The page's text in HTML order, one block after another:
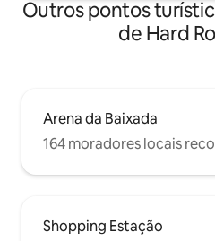
Outros pontos
de Hard
Arena da Baixada
164 moradores locais
Shopping Estação